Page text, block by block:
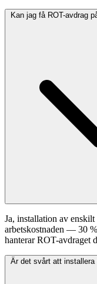
Kan jag få ROT-avdrag
Ja, installation av
arbetskostnaden — 30
hanterar ROT-avdraget
Är det svårt att